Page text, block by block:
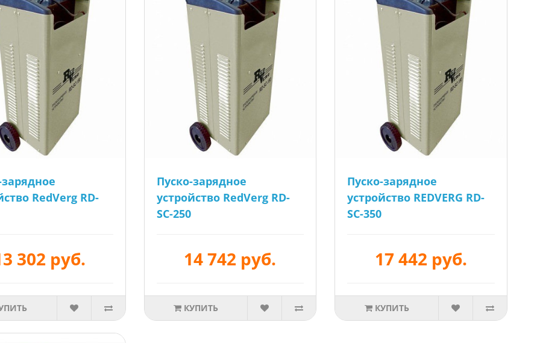
RedVerg RD-
302 руб.
Пуско-зарядное
устройство RedVerg RD-
SC-250
14 742 руб.
КУПИТЬ
Пуско-зарядное
устройство REDVERG RD-
SC-350
17 442 руб.
КУПИТЬ